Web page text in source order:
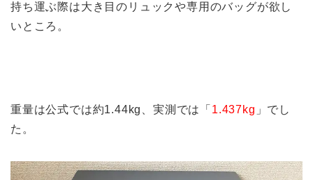
持ち運ぶ際は大き目のリュックや専用のバッグが欲し
いところ。
重量は公式では約1.44kg、実測では「 1.437kg 」でし
た。